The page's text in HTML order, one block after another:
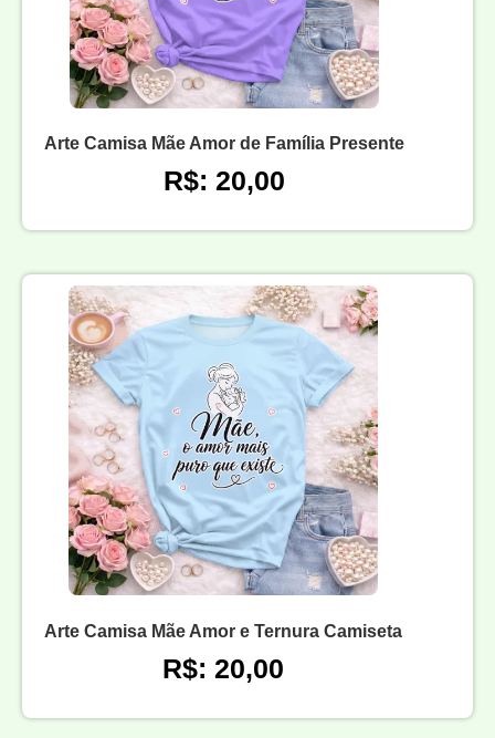
Arte Camisa Mãe Amor de Família Presente
R$: 20,00
Arte Camisa Mãe Amor e Ternura Camiseta
R$: 20,00